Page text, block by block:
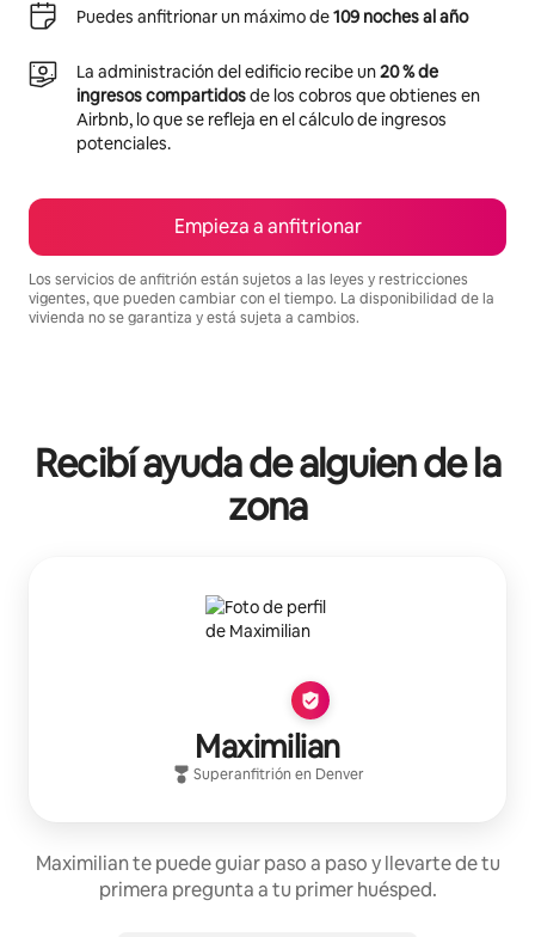
Puedes anfitrionar un máximo de109 noches al año
La administración del edificio recibe un20 % de
ingresos compartidosde los cobros que obtienes en
Airbnb, lo que se refleja en el cálculo de ingresos
potenciales.
Empieza a anfitrionar
Los servicios de anfitrión están sujetos a las leyes y restricciones
vigentes, que pueden cambiar con el tiempo. La disponibilidad de la
vivienda no se garantiza y está sujeta a cambios.
Recibí ayuda de alguien de la
zona
Maximilian
Superanfitrión en Denver
Maximilian te puede guiar paso a paso y llevarte de tu
primera pregunta a tu primer huésped.